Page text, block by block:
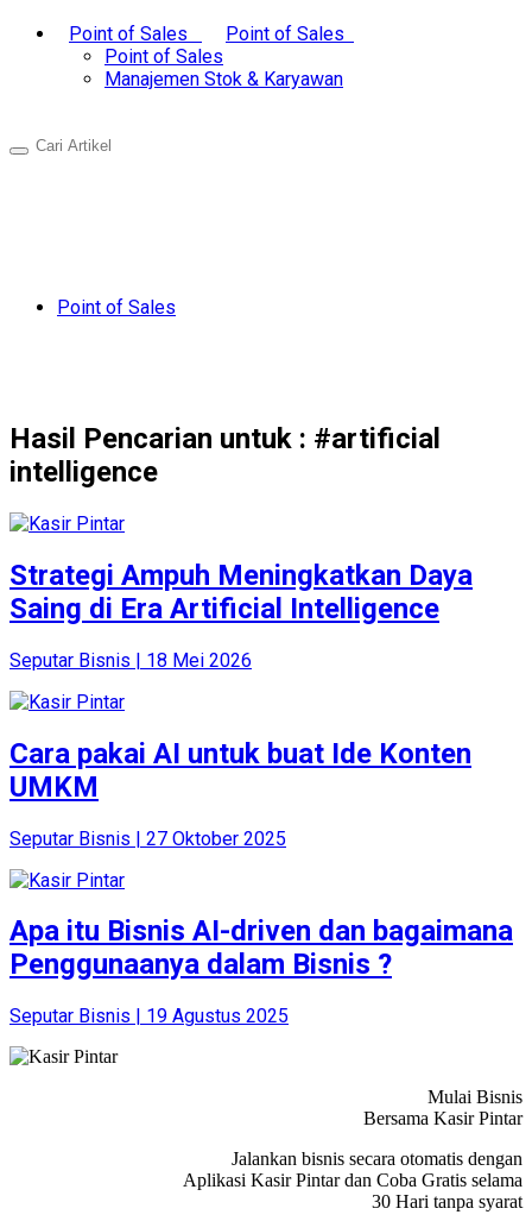
Point of Sales
Point of Sales
Point of Sales
Manajemen Stok & Karyawan
Point of Sales
Hasil Pencarian untuk : #artificial
intelligence
Strategi Ampuh Meningkatkan Daya
Saing di Era Artificial Intelligence
Seputar Bisnis | 18 Mei 2026
Cara pakai AI untuk buat Ide Konten
UMKM
Seputar Bisnis | 27 Oktober 2025
Apa itu Bisnis AI-driven dan bagaimana
Penggunaanya dalam Bisnis ?
Seputar Bisnis | 19 Agustus 2025
Mulai Bisnis
Bersama Kasir Pintar
Jalankan bisnis secara otomatis dengan
Aplikasi Kasir Pintar dan Coba Gratis selama
30 Hari tanpa syarat